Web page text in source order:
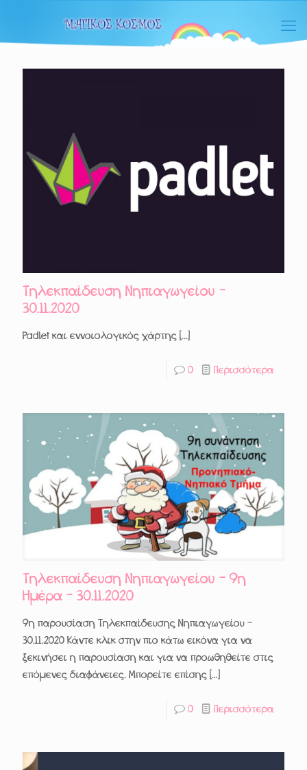
Τηλεκπαίδευση Νηπιαγωγείου –
30.11.2020
Padlet και εννοιολογικός χάρτης [...]
0 Περισσότερα
Τηλεκπαίδευση Νηπιαγωγείου – 9η
Ημέρα – 30.11.2020
9η παρουσίαση Τηλεκπαίδευσης Νηπιαγωγείου –
30.11.2020 Κάντε κλικ στην πιο κάτω εικόνα για να
ξεκινήσει η παρουσίαση και για να προωθηθείτε στις
επόμενες διαφάνειες. Μπορείτε επίσης […]
0 Περισσότερα